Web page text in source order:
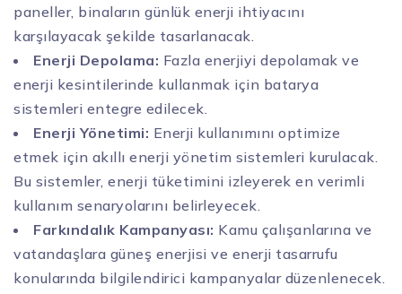
paneller, binaların günlük enerji ihtiyacını
karşılayacak şekilde tasarlanacak.
Enerji Depolama: Fazla enerjiyi depolamak ve
enerji kesintilerinde kullanmak için batarya
sistemleri entegre edilecek.
Enerji Yönetimi: Enerji kullanımını optimize
etmek için akıllı enerji yönetim sistemleri kurulacak.
Bu sistemler, enerji tüketimini izleyerek en verimli
kullanım senaryolarını belirleyecek.
Farkındalık Kampanyası: Kamu çalışanlarına ve
vatandaşlara güneş enerjisi ve enerji tasarrufu
konularında bilgilendirici kampanyalar düzenlenecek.